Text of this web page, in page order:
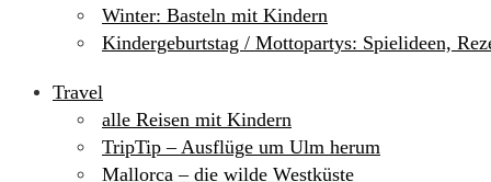
Winter: Basteln mit Kindern
Kindergeburtstag / Mottopartys: Spielideen,
Travel
alle Reisen mit Kindern
TripTip – Ausflüge um Ulm herum
Mallorca – die wilde Westküste